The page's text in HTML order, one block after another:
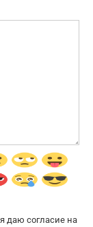
даю согласие на